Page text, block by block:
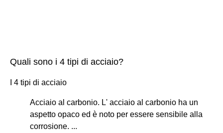
Quali sono i 4 tipi di acciaio?
I 4 tipi di acciaio
Acciaio al carbonio. L' acciaio al carbonio ha un
aspetto opaco ed è noto per essere sensibile alla
corrosione. ...